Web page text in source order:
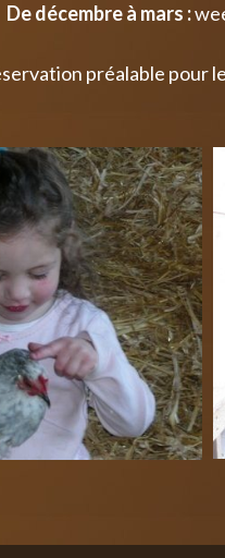
De décembre à mars :
préalable pour